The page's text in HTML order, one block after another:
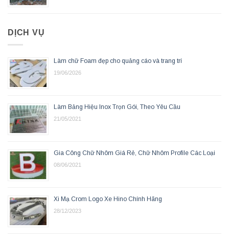
DỊCH VỤ
Làm chữ Foam đẹp cho quảng cáo và trang trí
19/06/2026
Làm Bảng Hiệu Inox Trọn Gói, Theo Yêu Cầu
21/05/2021
Gia Công Chữ Nhôm Giá Rẻ, Chữ Nhôm Profile Các Loại
08/06/2021
Xi Mạ Crom Logo Xe Hino Chính Hãng
28/12/2023